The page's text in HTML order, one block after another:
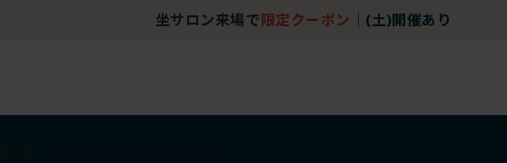
坐サロン来場で 限定クーポン (土)開催あり